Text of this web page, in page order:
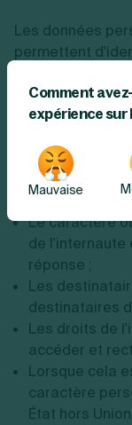
Les données
permettent
physiques par
précise, vous
Les
protection
Les finalités
Le caractère
de l'internaute
réponse ;
Les
destinataires
Les droits de
accéder et
Lorsque cela
caractère
État hors
Comment
expérience
Mauvaise